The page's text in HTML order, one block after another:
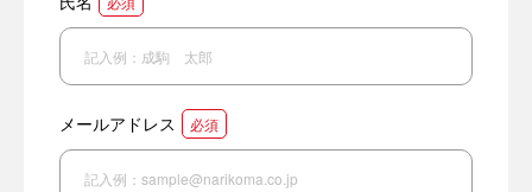
メールアドレス 必須